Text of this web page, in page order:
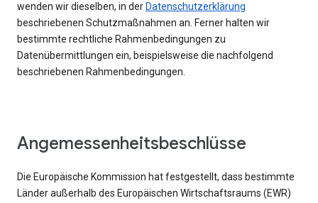
wenden wir dieselben, in der Datenschutzerklärung
beschriebenen Schutzmaßnahmen an. Ferner halten wir
bestimmte rechtliche Rahmenbedingungen zu
Datenübermittlungen ein, beispielsweise die nachfolgend
beschriebenen Rahmenbedingungen.
Angemessenheitsbeschlüsse
Die Europäische Kommission hat festgestellt, dass bestimmte
Länder außerhalb des Europäischen Wirtschaftsraums (EWR)